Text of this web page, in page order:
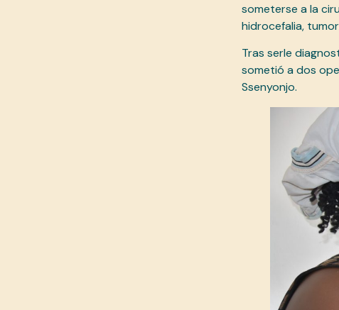
someterse a la
hidrocefalia,
Tras serle
sometió a dos
Ssenyonjo.